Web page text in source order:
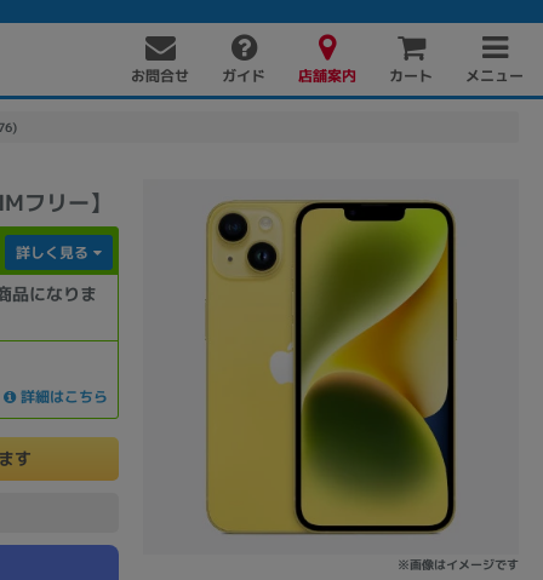
お問合せ ガイド 店舗案内 カート メニュー
リー】
※画像はイメージです
品になりま
詳しく見る
詳細はこちら
す
ソフト